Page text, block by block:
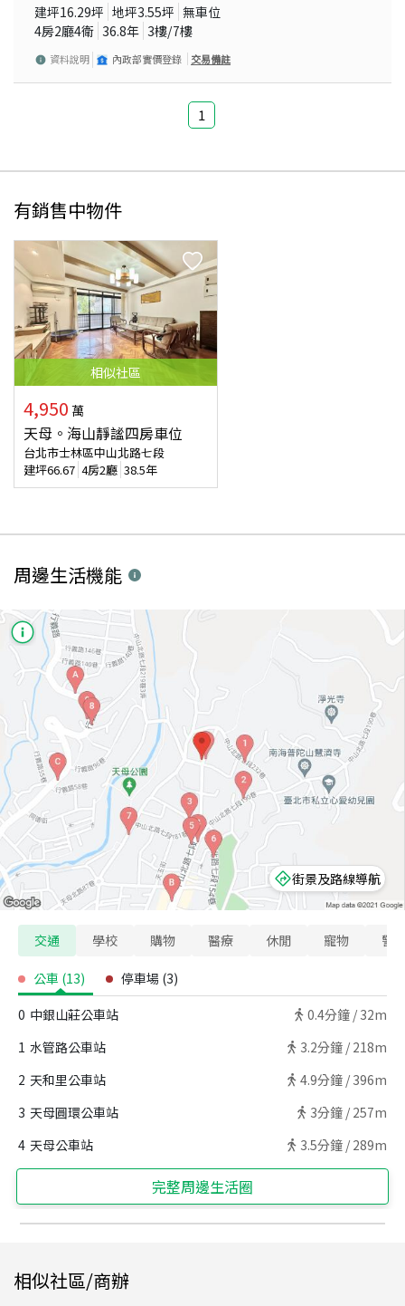
建坪16.29坪 地坪3.55坪 無車位
4房2廳4衛 36.8年 3樓/7樓
資料說明 內政部實價登錄 交易備註
1
有銷售中物件
相似社區
4,950 萬
天母。海山靜謐四房車位
台北市士林區中山北路七段
建坪66.67 4房2廳 38.5年
周邊生活機能
街景及路線導航
交通 學校 購物 醫療 休閒 寵物 警
公車 (13) 停車場 (3)
0 中銀山莊公車站 0.4分鐘 / 32m
1 水管路公車站 3.2分鐘 / 218m
2 天和里公車站 4.9分鐘 / 396m
3 天母圓環公車站 3分鐘 / 257m
4 天母公車站 3.5分鐘 / 289m
完整周邊生活圈
相似社區/商辦